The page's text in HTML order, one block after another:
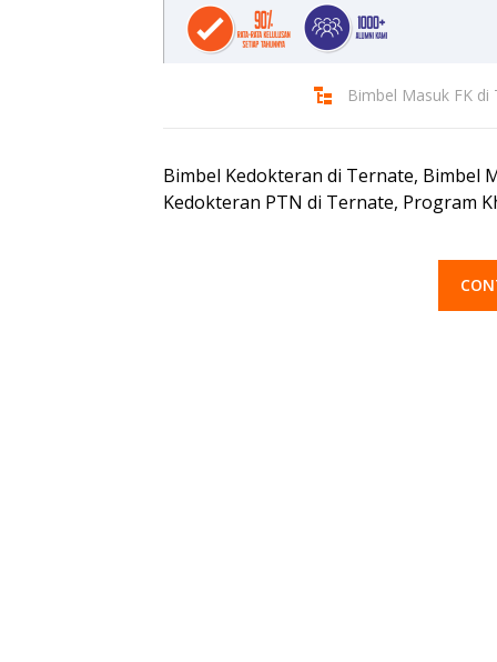
Bimbel Masuk FK di
Bimbel Kedokteran di Ternate, Bimbel
Kedokteran PTN di Ternate, Program